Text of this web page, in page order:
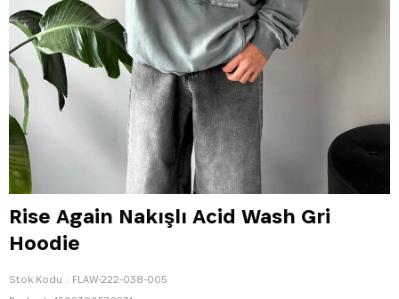
Rise Again Nakışlı Acid Wash Gri
Hoodie
Stok Kodu
FLAW-222-038-005